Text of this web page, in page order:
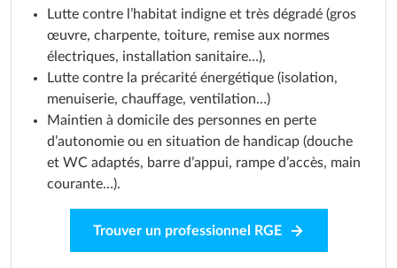
Lutte contre l’habitat indigne et très dégradé (gros
œuvre, charpente, toiture, remise aux normes
électriques, installation sanitaire…),
Lutte contre la précarité énergétique (isolation,
menuiserie, chauffage, ventilation…)
Maintien à domicile des personnes en perte
d’autonomie ou en situation de handicap (douche
et WC adaptés, barre d’appui, rampe d’accès, main
courante…).
Trouver un professionnel RGE